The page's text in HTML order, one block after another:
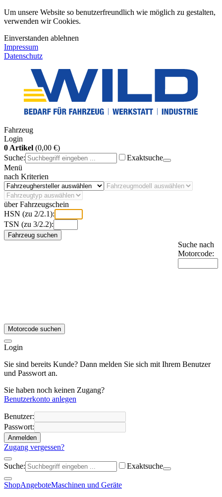
Um unsere Website so benutzerfreundlich wie möglich zu gestalten,
verwenden wir Cookies.
Einverstanden ablehnen
Impressum
Datenschutz
Fahrzeug
Login
0 Artikel (0,00 €)
Suche:
Exaktsuche
Menü
nach Kriterien
über Fahrzeugschein
HSN (zu 2/2.1):
TSN (zu 3/2.2):
Fahrzeug suchen
Suche nach
Motorcode:
Motorcode suchen
Login
Sie sind bereits Kunde? Dann melden Sie sich mit Ihrem Benutzer
und Passwort an.
Sie haben noch keinen Zugang?
Benutzerkonto anlegen
Benutzer:
Passwort:
Anmelden
Zugang vergessen?
Suche: Exaktsuche
ShopAngeboteMaschinen und Geräte